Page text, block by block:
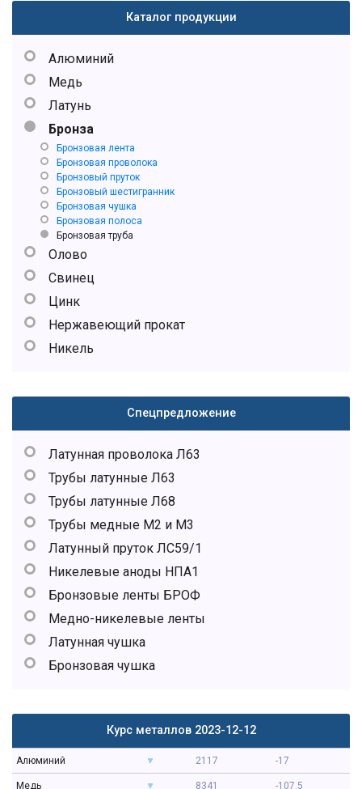
Каталог продукции
Алюминий
Медь
Латунь
Бронза
Бронзовая лента
Бронзовая проволока
Бронзовый пруток
Бронзовый шестигранник
Бронзовая чушка
Бронзовая полоса
Бронзовая труба
Олово
Свинец
Цинк
Нержавеющий прокат
Никель
Спецпредложение
Латунная проволока Л63
Трубы латунные Л63
Трубы латунные Л68
Трубы медные М2 и М3
Латунный пруток ЛС59/1
Никелевые аноды НПА1
Бронзовые ленты БРОФ
Медно-никелевые ленты
Латунная чушка
Бронзовая чушка
Курс металлов 2023-12-12
Алюминий 2117 -17
Медь 8341 -107.5